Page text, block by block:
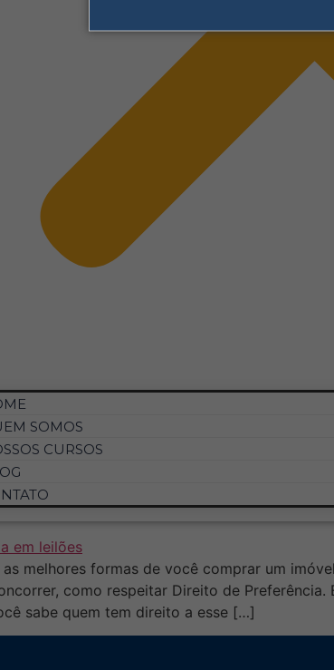
SOMOS
CURSOS
de imóvel
o Direito de
as melhores formas de você comprar um
como respeitar Direito de
sabe quem tem direito a esse […]